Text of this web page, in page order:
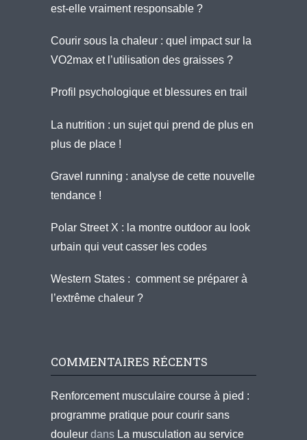
est-elle vraiment responsable ?
Courir sous la chaleur : quel impact sur la
VO2max et l’utilisation des graisses ?
Profil psychologique et blessures en trail
La nutrition : un sujet qui prend de plus en
plus de place !
Gravel running : analyse de cette nouvelle
tendance !
Polar Street X : la montre outdoor au look
urbain qui veut casser les codes
Western States : comment se préparer à
l’extrême chaleur ?
COMMENTAIRES RÉCENTS
Renforcement musculaire course à pied :
programme pratique pour courir sans
douleur dans La musculation au service